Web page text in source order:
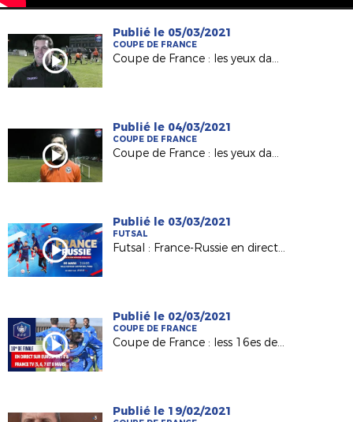
Publié le 05/03/2021
COUPE DE FRANCE
Coupe de France : les yeux dans les Voltigeurs de Châteaubriant (Episode 2 )
Publié le 04/03/2021
COUPE DE FRANCE
Coupe de France : les yeux dans les Voltigeurs de Châteaubriant (Episode 1)
Publié le 03/03/2021
FUTSAL
Futsal : France-Russie en direct sur FFF TV ce vendredi !
Publié le 02/03/2021
COUPE DE FRANCE
Coupe de France : less 16es de finale au programme I
Publié le 19/02/2021